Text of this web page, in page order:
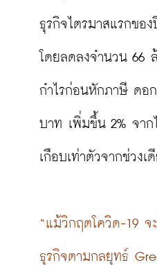
ธุรกิจไตรมาสแรกขอ
โดยลดลงจำนวน 66
กำไรก่อนหักภาษี ดอ
บาท เพิ่มขึ้น 2% จา
เกือบเท่าตัวจากช่วง
“แม้วิกฤตโควิด-19 จ
ธุรกิจตามกลยุทธ์